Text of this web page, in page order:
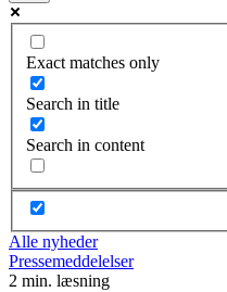
Exact matches only
Search in title
Search in content
Alle nyheder
Pressemeddelelser
2 min. læsning